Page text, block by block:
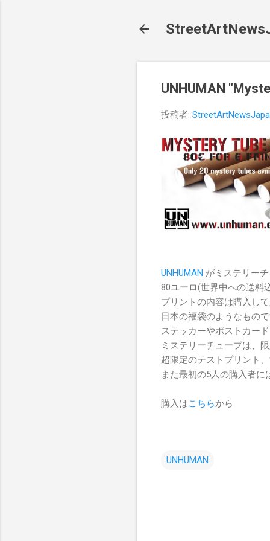
UNHUMAN
投稿者:
UNHUMAN がミステリー
80ユーロ(世界中への送料
プリントの内容は購入し
日本の福袋のようなもの
ステッカーやポストカー
ミステリーチューブは、
超限定のテストプリント
また最初の5人の購入者
購入はこちらから
UNHUMAN